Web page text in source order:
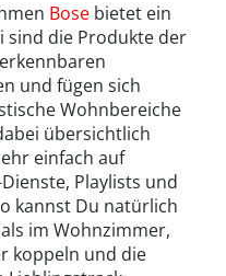
Bose bietet ein
sind die Produkte der
und fügen sich
Wohnbereiche
übersichtlich
einfach auf
Playlists und
kannst Du natürlich
im Wohnzimmer,
koppeln und die